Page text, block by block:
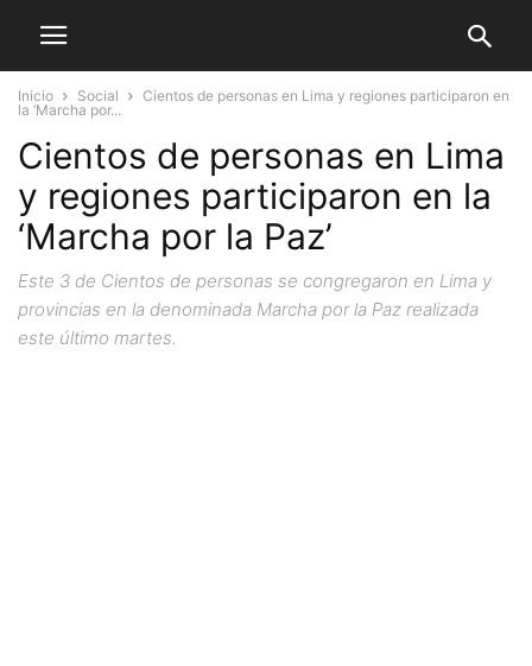
Inicio Social
Cientos de personas en Lima y regiones participaron en
la ‘Marcha por...
Cientos de personas en Lima
y regiones participaron en la
‘Marcha por la Paz’
Este 3 de Cientos de personas se congregaron en Lima y
provincias en la denominada Marcha por la Paz realizada
este último martes.